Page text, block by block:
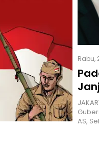
Rabu,
AS,